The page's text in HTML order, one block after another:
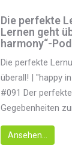
Die perfekte
Lernen geht
harmony“-
Die perfekte
überall! | "happy
#091 Der
Gegebenheiten
Ansehen...